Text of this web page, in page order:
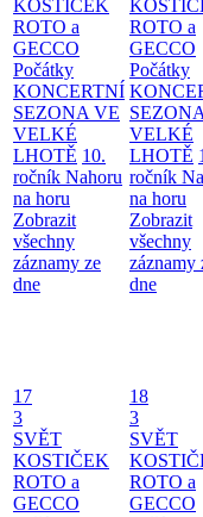
KOSTIČEK
ROTO a
GECCO
Počátky
KONCERTNÍ
SEZONA VE
VELKÉ
LHOTĚ 10.
ročník Nahoru
na horu
Zobrazit
všechny
záznamy ze
dne
ROTO a
GECCO
Počátky
VELKÉ
LHOTĚ
ročník
na horu
Zobrazit
všechny
záznamy
dne
17
3
SVĚT
KOSTIČEK
ROTO a
GECCO
18
3
SVĚT
ROTO a
GECCO